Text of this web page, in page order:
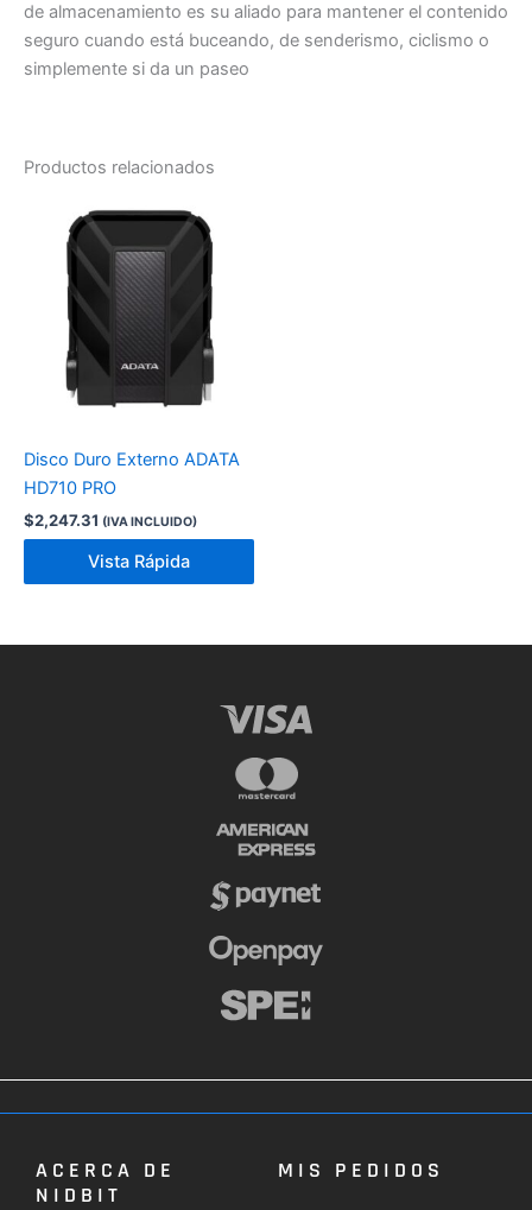
de almacenamiento es su aliado para mantener el contenido
seguro cuando está buceando, de senderismo, ciclismo o
simplemente si da un paseo
Productos relacionados
Disco Duro Externo ADATA
HD710 PRO
$2,247.31 (IVA INCLUIDO)
Vista Rápida
ACERCA DE
NIDBIT
MIS PEDIDOS